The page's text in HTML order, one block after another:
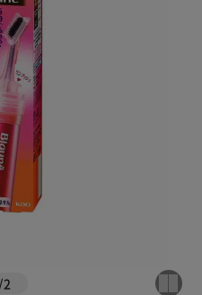
/2